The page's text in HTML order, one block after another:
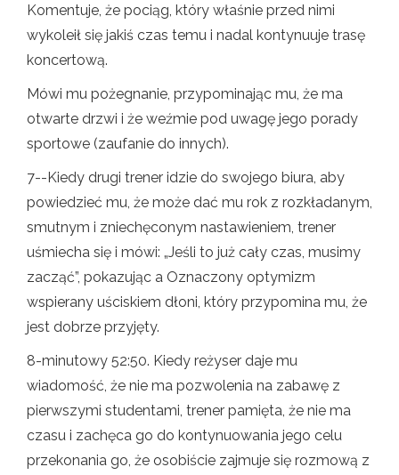
Komentuje, że pociąg, który właśnie przed nimi
wykoleił się jakiś czas temu i nadal kontynuuje trasę
koncertową.
Mówi mu pożegnanie, przypominając mu, że ma
otwarte drzwi i że weźmie pod uwagę jego porady
sportowe (zaufanie do innych).
7--Kiedy drugi trener idzie do swojego biura, aby
powiedzieć mu, że może dać mu rok z rozkładanym,
smutnym i zniechęconym nastawieniem, trener
uśmiecha się i mówi: „Jeśli to już cały czas, musimy
zacząć”, pokazując a Oznaczony optymizm
wspierany uściskiem dłoni, który przypomina mu, że
jest dobrze przyjęty.
8-minutowy 52:50. Kiedy reżyser daje mu
wiadomość, że nie ma pozwolenia na zabawę z
pierwszymi studentami, trener pamięta, że ​​nie ma
czasu i zachęca go do kontynuowania jego celu
przekonania go, że osobiście zajmuje się rozmową z